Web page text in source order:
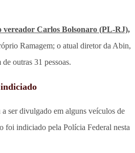
vereador Carlos Bolsonaro (PL-RJ),
Ramagem; o atual diretor da Abin,
outras 31 pessoas.
ser divulgado em alguns veículos de
foi indiciado pela Polícia Federal nesta